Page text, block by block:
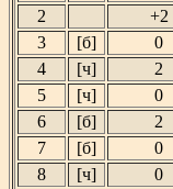
2
+2
3
[б] 0
4
[ч] 2
5
[ч] 0
6
[б] 2
7
[б] 0
8
[ч] 0